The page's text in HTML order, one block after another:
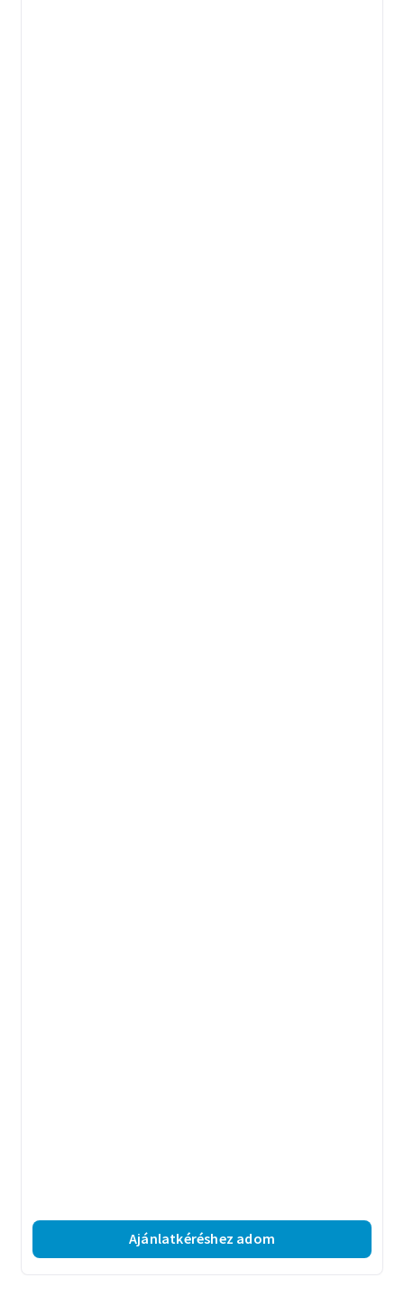
Ajánlatkéréshez adom